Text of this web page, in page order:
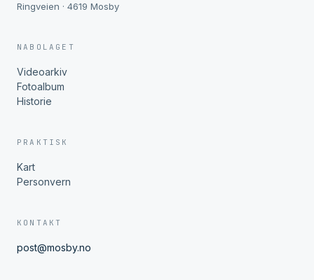
Ringveien · 4619 Mosby
NABOLAGET
Videoarkiv
Fotoalbum
Historie
PRAKTISK
Kart
Personvern
KONTAKT
post@mosby.no